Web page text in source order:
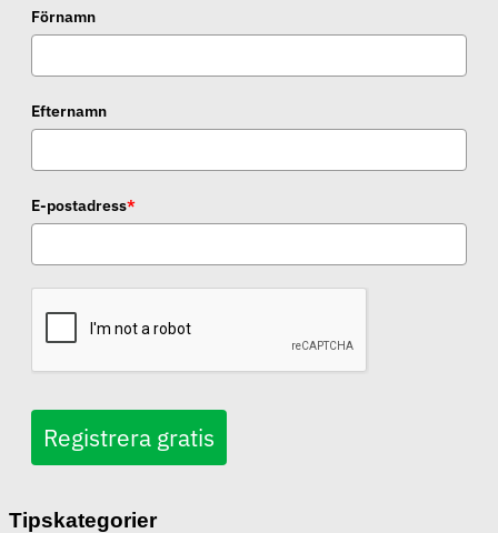
Förnamn
Efternamn
E-postadress*
Registrera gratis
Tipskategorier